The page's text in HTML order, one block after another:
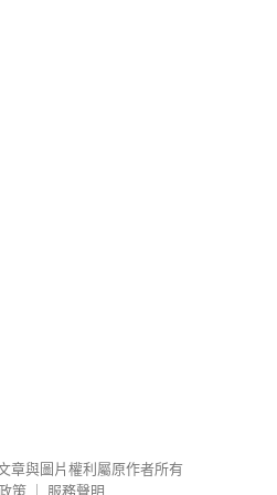
章與圖片權利屬原作者所有
策
服務聲明